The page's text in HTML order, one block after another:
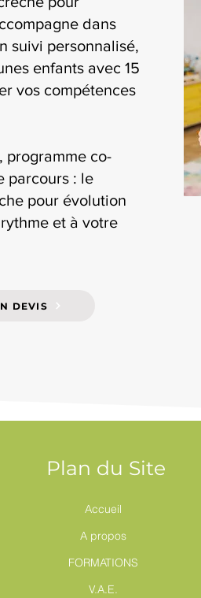
dans
suivi personnalisé,
enfants avec 15
vos compétences
programme co-
parcours : le
pour évolution
et à votre
DEVIS
Plan du Site
Accueil
A propos
FORMATIONS
V.A.E.